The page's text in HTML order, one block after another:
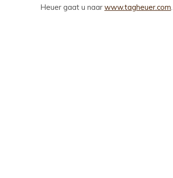
Heuer gaat u naar www.tagheuer.com.